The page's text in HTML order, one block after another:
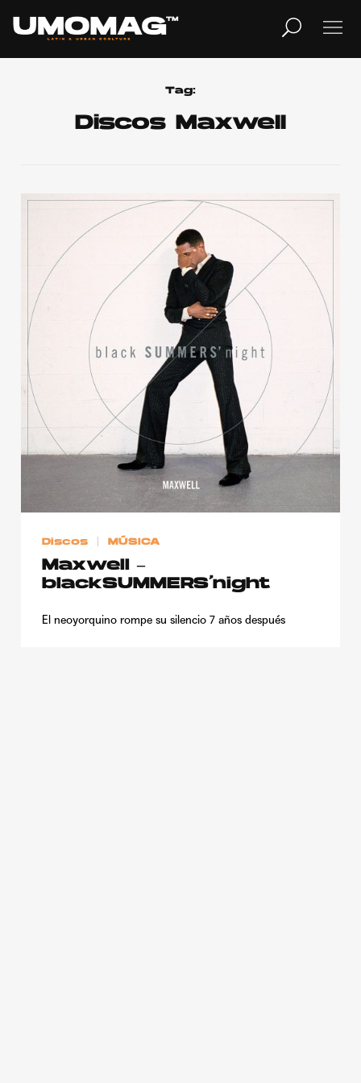
Home
Cover Story
Publicidad
Contacto
Aviso Legal
© 2015-2022 UMOMAG. PROPIEDAD DE UMO agency. TODOS LOS
DERECHOS RESERVADOS.
Tag:
Discos Maxwell
Discos MÚSICA
Maxwell –
blackSUMMERS’night
El neoyorquino rompe su silencio 7 años después